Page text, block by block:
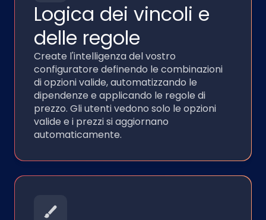
Logica dei vincoli e
delle regole
Create l'intelligenza del vostro
configuratore definendo le combinazioni
di opzioni valide, automatizzando le
dipendenze e applicando le regole di
prezzo. Gli utenti vedono solo le opzioni
valide e i prezzi si aggiornano
automaticamente.